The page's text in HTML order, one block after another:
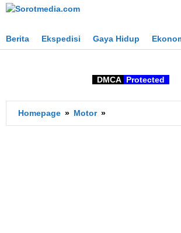
Lewati
Berita
Ekspedisi Gaya Hidup
DMCA Protected
Homepage » Motor »
itu